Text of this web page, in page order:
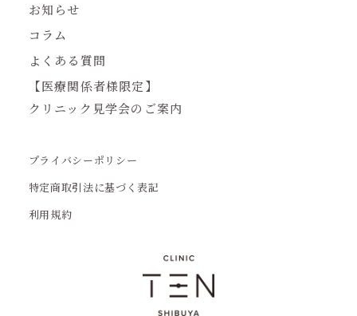
お知らせ
コラム
よくある質問
【医療関係者様限定】
クリニック見学会のご案内
プライバシーポリシー
特定商取引法に基づく表記
利用規約